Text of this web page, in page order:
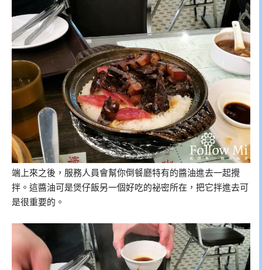
端上來之後，服務人員會幫你倒餐廳特有的醬油進去一起攪
拌。這醬油可是煲仔飯另一個好吃的祕密所在，把它拌進去可
是很重要的。